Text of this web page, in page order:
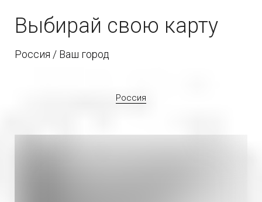
Выбирай свою карту
Россия / Ваш город
Россия